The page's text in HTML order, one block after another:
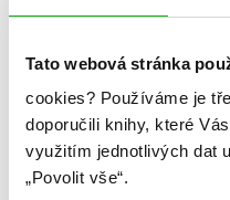
Tato webová stránka
cookies? Používáme je
doporučili knihy, které
využitím jednotlivých dat
„Povolit vše“.